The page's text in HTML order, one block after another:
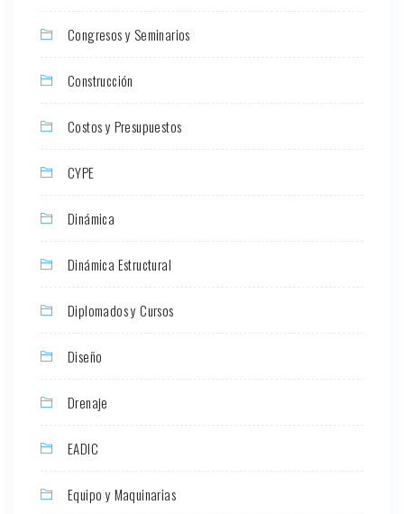
Congresos y Seminarios
Construcción
Costos y Presupuestos
CYPE
Dinámica
Dinámica Estructural
Diplomados y Cursos
Diseño
Drenaje
EADIC
Equipo y Maquinarias